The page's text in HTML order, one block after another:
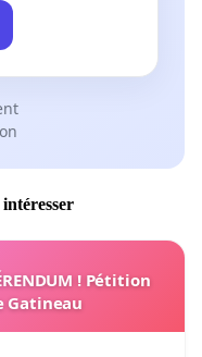
! Pétition
Gatineau